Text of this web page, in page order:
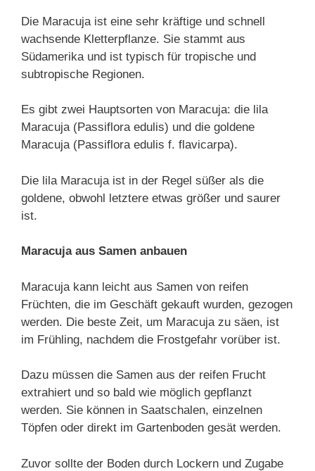
Die Maracuja ist eine sehr kräftige und schnell
wachsende Kletterpflanze. Sie stammt aus
Südamerika und ist typisch für tropische und
subtropische Regionen.
Es gibt zwei Hauptsorten von Maracuja: die lila
Maracuja (Passiflora edulis) und die goldene
Maracuja (Passiflora edulis f. flavicarpa).
Die lila Maracuja ist in der Regel süßer als die
goldene, obwohl letztere etwas größer und saurer
ist.
Maracuja aus Samen anbauen
Maracuja kann leicht aus Samen von reifen
Früchten, die im Geschäft gekauft wurden, gezogen
werden. Die beste Zeit, um Maracuja zu säen, ist
im Frühling, nachdem die Frostgefahr vorüber ist.
Dazu müssen die Samen aus der reifen Frucht
extrahiert und so bald wie möglich gepflanzt
werden. Sie können in Saatschalen, einzelnen
Töpfen oder direkt im Gartenboden gesät werden.
Zuvor sollte der Boden durch Lockern und Zugabe